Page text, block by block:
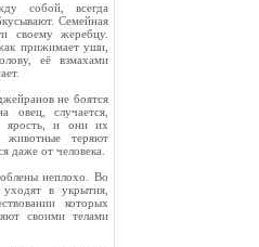
со­бой, всегда
Семейная
своему жеребцу.
прижимает уши,
её взмахами
не боятся
случается,
ярость, и они их
теряют
даже от человека.
неплохо. Во
в укрытия,
которых
своими телами